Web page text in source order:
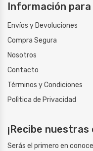
Información
Envíos y Devoluciones
Compra Segura
Nosotros
Contacto
Términos y Condiciones
Polìtica de Privacidad
¡Recibe
Serás el primero en